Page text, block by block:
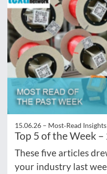
15.06.26 – Most‑Read Insights
Top 5 of the Week
These five articles
your industry last